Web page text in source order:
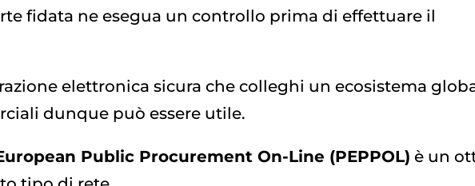
fidata ne esegua un controllo prima di effettuare il
elettronica sicura che colleghi un ecosistema
dunque può essere utile.
Public Procurement On-Line (PEPPOL) è un